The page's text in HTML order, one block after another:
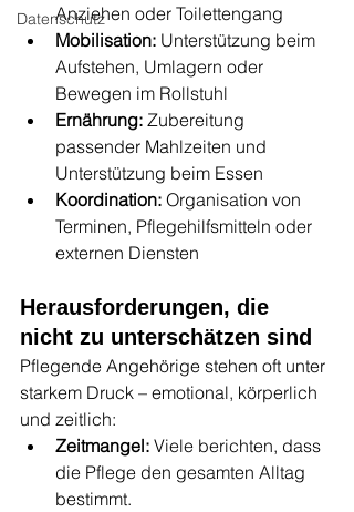
Datenschutz
Anziehen oder Toilettengang
Mobilisation: Unterstützung beim
Aufstehen, Umlagern oder
Bewegen im Rollstuhl
Ernährung: Zubereitung
passender Mahlzeiten und
Unterstützung beim Essen
Koordination: Organisation von
Terminen, Pflegehilfsmitteln oder
externen Diensten
Herausforderungen, die
nicht zu unterschätzen sind
Pflegende Angehörige stehen oft unter
starkem Druck – emotional, körperlich
und zeitlich:
Zeitmangel: Viele berichten, dass
die Pflege den gesamten Alltag
bestimmt.